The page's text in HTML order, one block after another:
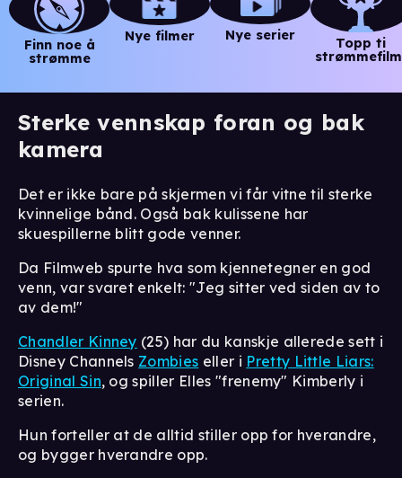
Finn noe å
strømme
Nye filmer Nye serier
Topp ti
Sterke vennskap foran og bak
kamera
Det er ikke bare på skjermen vi får vitne til sterke
kvinnelige bånd. Også bak kulissene har
skuespillerne blitt gode venner.
Da Filmweb spurte hva som kjennetegner en god
venn, var svaret enkelt: "Jeg sitter ved siden av to
av dem!"
Chandler Kinney (25) har du kanskje allerede sett i
Disney Channels Zombies eller i Pretty Little Liars:
Original Sin, og spiller Elles "frenemy" Kimberly i
serien.
Hun forteller at de alltid stiller opp for hverandre,
og bygger hverandre opp.